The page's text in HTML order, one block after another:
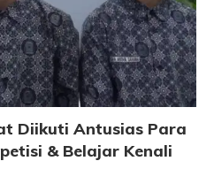
Diikuti Antusias Para
& Belajar Kenali